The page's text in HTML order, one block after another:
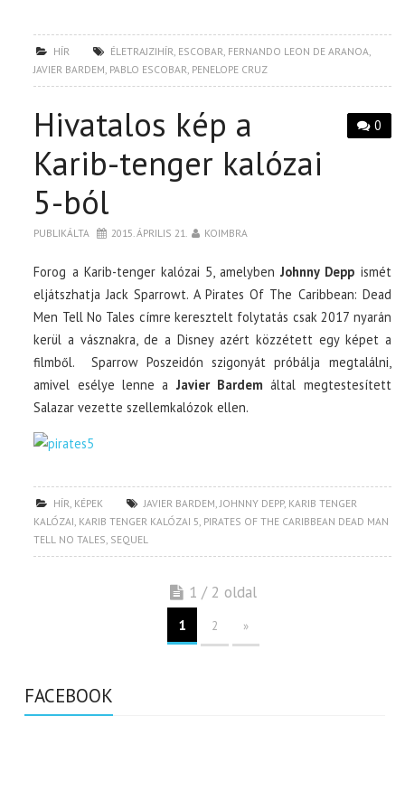
HÍR ÉLETRAJZIHÍR, ESCOBAR, FERNANDO LEON DE ARANOA,
JAVIER BARDEM, PABLO ESCOBAR, PENELOPE CRUZ
0
Hivatalos kép a
Karib-tenger kalózai
5-ból
PUBLIKÁLTA 2015. ÁPRILIS 21. KOIMBRA
Forog a Karib-tenger kalózai 5, amelyben Johnny Depp ismét
eljátszhatja Jack Sparrowt. A Pirates Of The Caribbean: Dead
Men Tell No Tales címre keresztelt folytatás csak 2017 nyarán
kerül a vásznakra, de a Disney azért közzétett egy képet a
filmből. Sparrow Poszeidón szigonyát próbálja megtalálni,
amivel esélye lenne a Javier Bardem által megtestesített
Salazar vezette szellemkalózok ellen.
HÍR, KÉPEK JAVIER BARDEM,JOHNNY DEPP, KARIB TENGER
KALÓZAI, KARIB TENGER KALÓZAI 5, PIRATES OF THE CARIBBEAN DEAD MAN
TELL NO TALES, SEQUEL
1 / 2 oldal
1 2 »
FACEBOOK